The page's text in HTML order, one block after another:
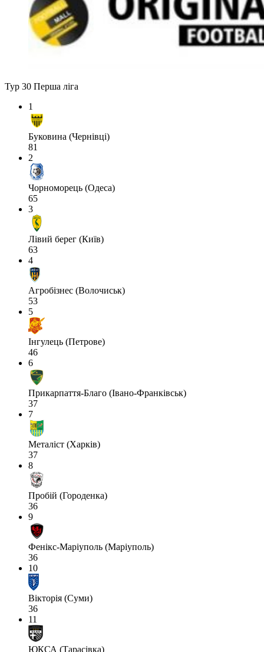
Тур 30 Перша ліга
1
Буковина (Чернівці)
81
2
Чорноморець (Одеса)
65
3
Лівий берег (Київ)
63
4
Агробізнес (Волочиськ)
53
5
Інгулець (Петрове)
46
6
Прикарпаття-Благо (Івано-Франківськ)
37
7
Металіст (Харків)
37
8
Пробій (Городенка)
36
9
Фенікс-Маріуполь (Маріуполь)
36
10
Вікторія (Суми)
36
11
ЮКСА (Тарасівка)